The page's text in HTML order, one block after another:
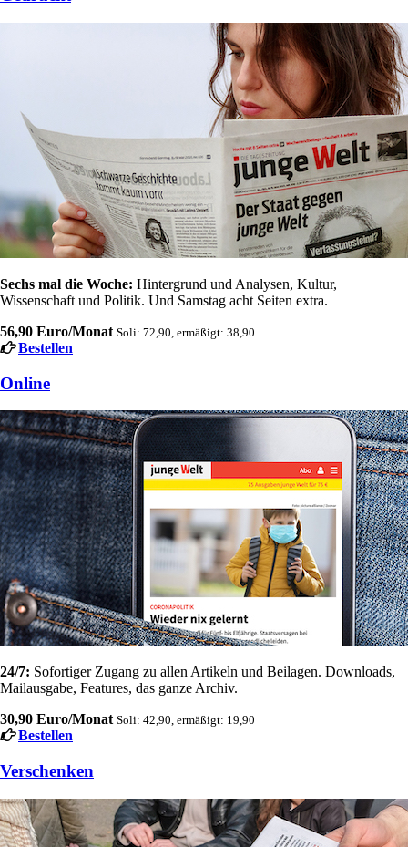
Sechs mal die Woche: Hintergrund und Analysen, Kultur,
Wissenschaft und Politik. Und Samstag acht Seiten extra.
56,90 Euro/Monat Soli: 72,90, ermäßigt: 38,90
Bestellen
Online
24/7: Sofortiger Zugang zu allen Artikeln und Beilagen. Downloads,
Mailausgabe, Features, das ganze Archiv.
30,90 Euro/Monat Soli: 42,90, ermäßigt: 19,90
Bestellen
Verschenken